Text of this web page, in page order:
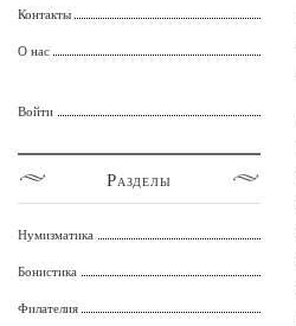
Контакты
О нас
Войти
Разделы
Нумизматика
Бонистика
Филателия